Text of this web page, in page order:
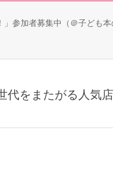
加者募集中（＠子ども本
代をまたがる人気